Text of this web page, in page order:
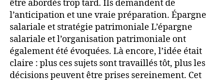
être abordés trop tard. Ils demandent de
l’anticipation et une vraie préparation. Épargne
salariale et stratégie patrimoniale L’épargne
salariale et l’organisation patrimoniale ont
également été évoquées. Là encore, l’idée était
claire : plus ces sujets sont travaillés tôt, plus les
décisions peuvent être prises sereinement. Cet